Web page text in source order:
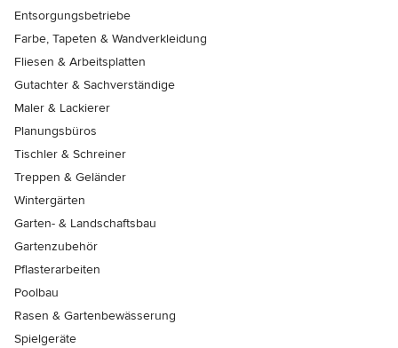
Entsorgungsbetriebe
Farbe, Tapeten & Wandverkleidung
Fliesen & Arbeitsplatten
Gutachter & Sachverständige
Maler & Lackierer
Planungsbüros
Tischler & Schreiner
Treppen & Geländer
Wintergärten
Garten- & Landschaftsbau
Gartenzubehör
Pflasterarbeiten
Poolbau
Rasen & Gartenbewässerung
Spielgeräte